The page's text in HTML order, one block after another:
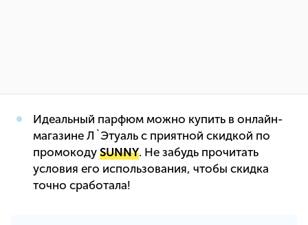
Идеальный парфюм можно купить в онлайн-
магазине Л`Этуаль с приятной скидкой по
промокоду SUNNY. Не забудь прочитать
условия его использования, чтобы скидка
точно сработала!